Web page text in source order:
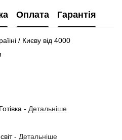
Оплата Гарантія
/ Києву від 4000
- Детальніше
- Детальніше